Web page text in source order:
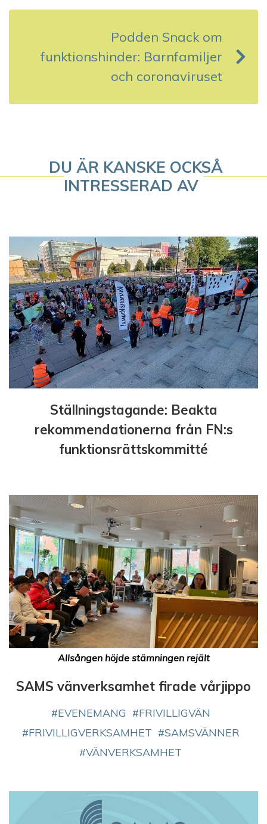
g
i
n
g
Podden Snack om
funktionshinder: Barnfamiljer
och coronaviruset
DU ÄR KANSKE OCKSÅ
INTRESSERAD AV
Ställningstagande: Beakta
rekommendationerna från FN:s
funktionsrättskommitté
Allsången höjde stämningen rejält
SAMS vänverksamhet firade vårjippo
EVENEMANG
FRIVILLIGVÄN
FRIVILLIGVERKSAMHET
SAMSVÄNNER
VÄNVERKSAMHET